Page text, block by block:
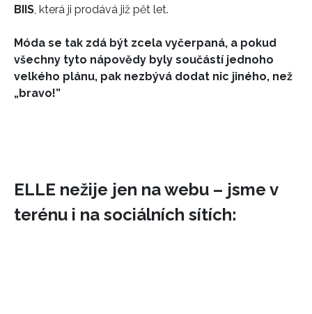
REDAKCE
BIIS , která ji prodává již pět let.
Móda se tak zdá být zcela vyčerpaná, a pokud
všechny tyto nápovědy byly součástí jednoho
velkého plánu, pak nezbývá dodat nic jiného, než
„bravo!”
ELLE nežije jen na webu – jsme v
terénu i na sociálních sítích: